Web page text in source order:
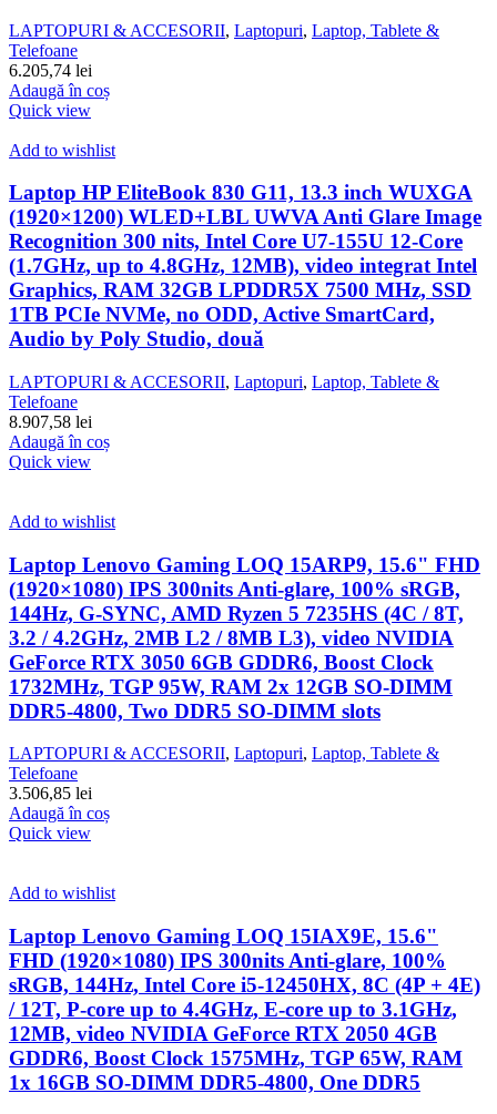
LAPTOPURI & ACCESORII, Laptopuri, Laptop, Tablete &
Telefoane
6.205,74 lei
Adaugă în coș
Quick view
Add to wishlist
Laptop HP EliteBook 830 G11, 13.3 inch WUXGA
(1920×1200) WLED+LBL UWVA Anti Glare Image
Recognition 300 nits, Intel Core U7-155U 12-Core
(1.7GHz, up to 4.8GHz, 12MB), video integrat Intel
Graphics, RAM 32GB LPDDR5X 7500 MHz, SSD
1TB PCIe NVMe, no ODD, Active SmartCard,
Audio by Poly Studio, două
LAPTOPURI & ACCESORII, Laptopuri, Laptop, Tablete &
Telefoane
8.907,58 lei
Adaugă în coș
Quick view
Add to wishlist
Laptop Lenovo Gaming LOQ 15ARP9, 15.6" FHD
(1920×1080) IPS 300nits Anti-glare, 100% sRGB,
144Hz, G-SYNC, AMD Ryzen 5 7235HS (4C / 8T,
3.2 / 4.2GHz, 2MB L2 / 8MB L3), video NVIDIA
GeForce RTX 3050 6GB GDDR6, Boost Clock
1732MHz, TGP 95W, RAM 2x 12GB SO-DIMM
DDR5-4800, Two DDR5 SO-DIMM slots
LAPTOPURI & ACCESORII, Laptopuri, Laptop, Tablete &
Telefoane
3.506,85 lei
Adaugă în coș
Quick view
Add to wishlist
Laptop Lenovo Gaming LOQ 15IAX9E, 15.6"
FHD (1920×1080) IPS 300nits Anti-glare, 100%
sRGB, 144Hz, Intel Core i5-12450HX, 8C (4P + 4E)
/ 12T, P-core up to 4.4GHz, E-core up to 3.1GHz,
12MB, video NVIDIA GeForce RTX 2050 4GB
GDDR6, Boost Clock 1575MHz, TGP 65W, RAM
1x 16GB SO-DIMM DDR5-4800, One DDR5